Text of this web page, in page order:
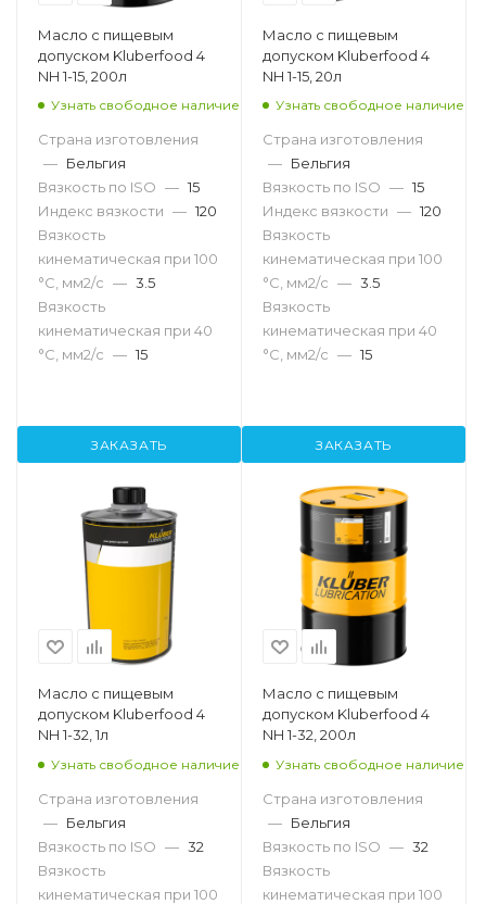
Масло с пищевым
допуском Kluberfood 4
NH 1-15, 200л
Узнать свободное наличие
Страна изготовления
— Бельгия
Вязкость по ISO — 15
Индекс вязкости — 120
Вязкость
кинематическая при 100
°С, мм2/с — 3.5
Вязкость
кинематическая при 40
°С, мм2/с — 15
ЗАКАЗАТЬ
Масло с пищевым
допуском Kluberfood 4
NH 1-15, 20л
Узнать свободное наличие
Страна изготовления
— Бельгия
Вязкость по ISO — 15
Индекс вязкости — 120
Вязкость
кинематическая при 100
°С, мм2/с — 3.5
Вязкость
кинематическая при 40
°С, мм2/с — 15
ЗАКАЗАТЬ
Масло с пищевым
допуском Kluberfood 4
NH 1-32, 1л
Узнать свободное наличие
Страна изготовления
— Бельгия
Вязкость по ISO — 32
Вязкость
кинематическая при 100
Масло с пищевым
допуском Kluberfood 4
NH 1-32, 200л
Узнать свободное наличие
Страна изготовления
— Бельгия
Вязкость по ISO — 32
Вязкость
кинематическая при 100